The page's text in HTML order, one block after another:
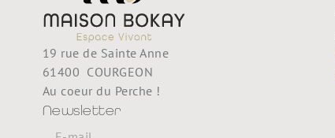
19 rue de Sainte Anne
61400 COURGEON
Au coeur du Perche !
Newsletter